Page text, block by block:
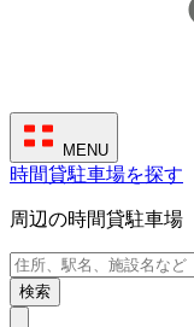
MENU
時間貸駐車場を探す
周辺の時間貸駐車場
検索